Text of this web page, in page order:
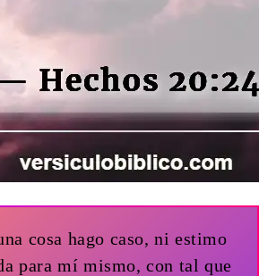
cosa hago caso, ni estimo
para mí mismo, con tal que